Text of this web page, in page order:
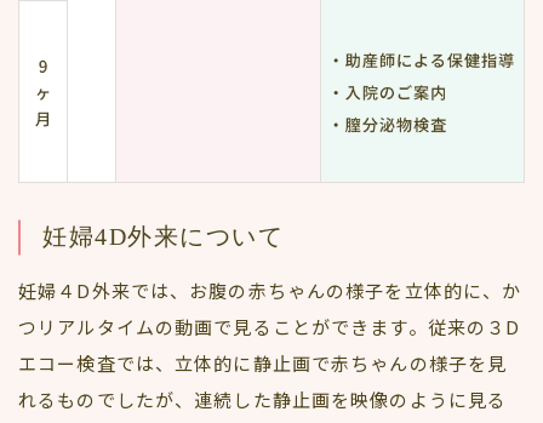
妊婦4D外来について
妊婦４D外来では、お腹の赤ちゃんの様子を立体的に、か
つリアルタイムの動画で見ることができます。従来の３D
エコー検査では、立体的に静止画で赤ちゃんの様子を見
れるものでしたが、連続した静止画を映像のように見る